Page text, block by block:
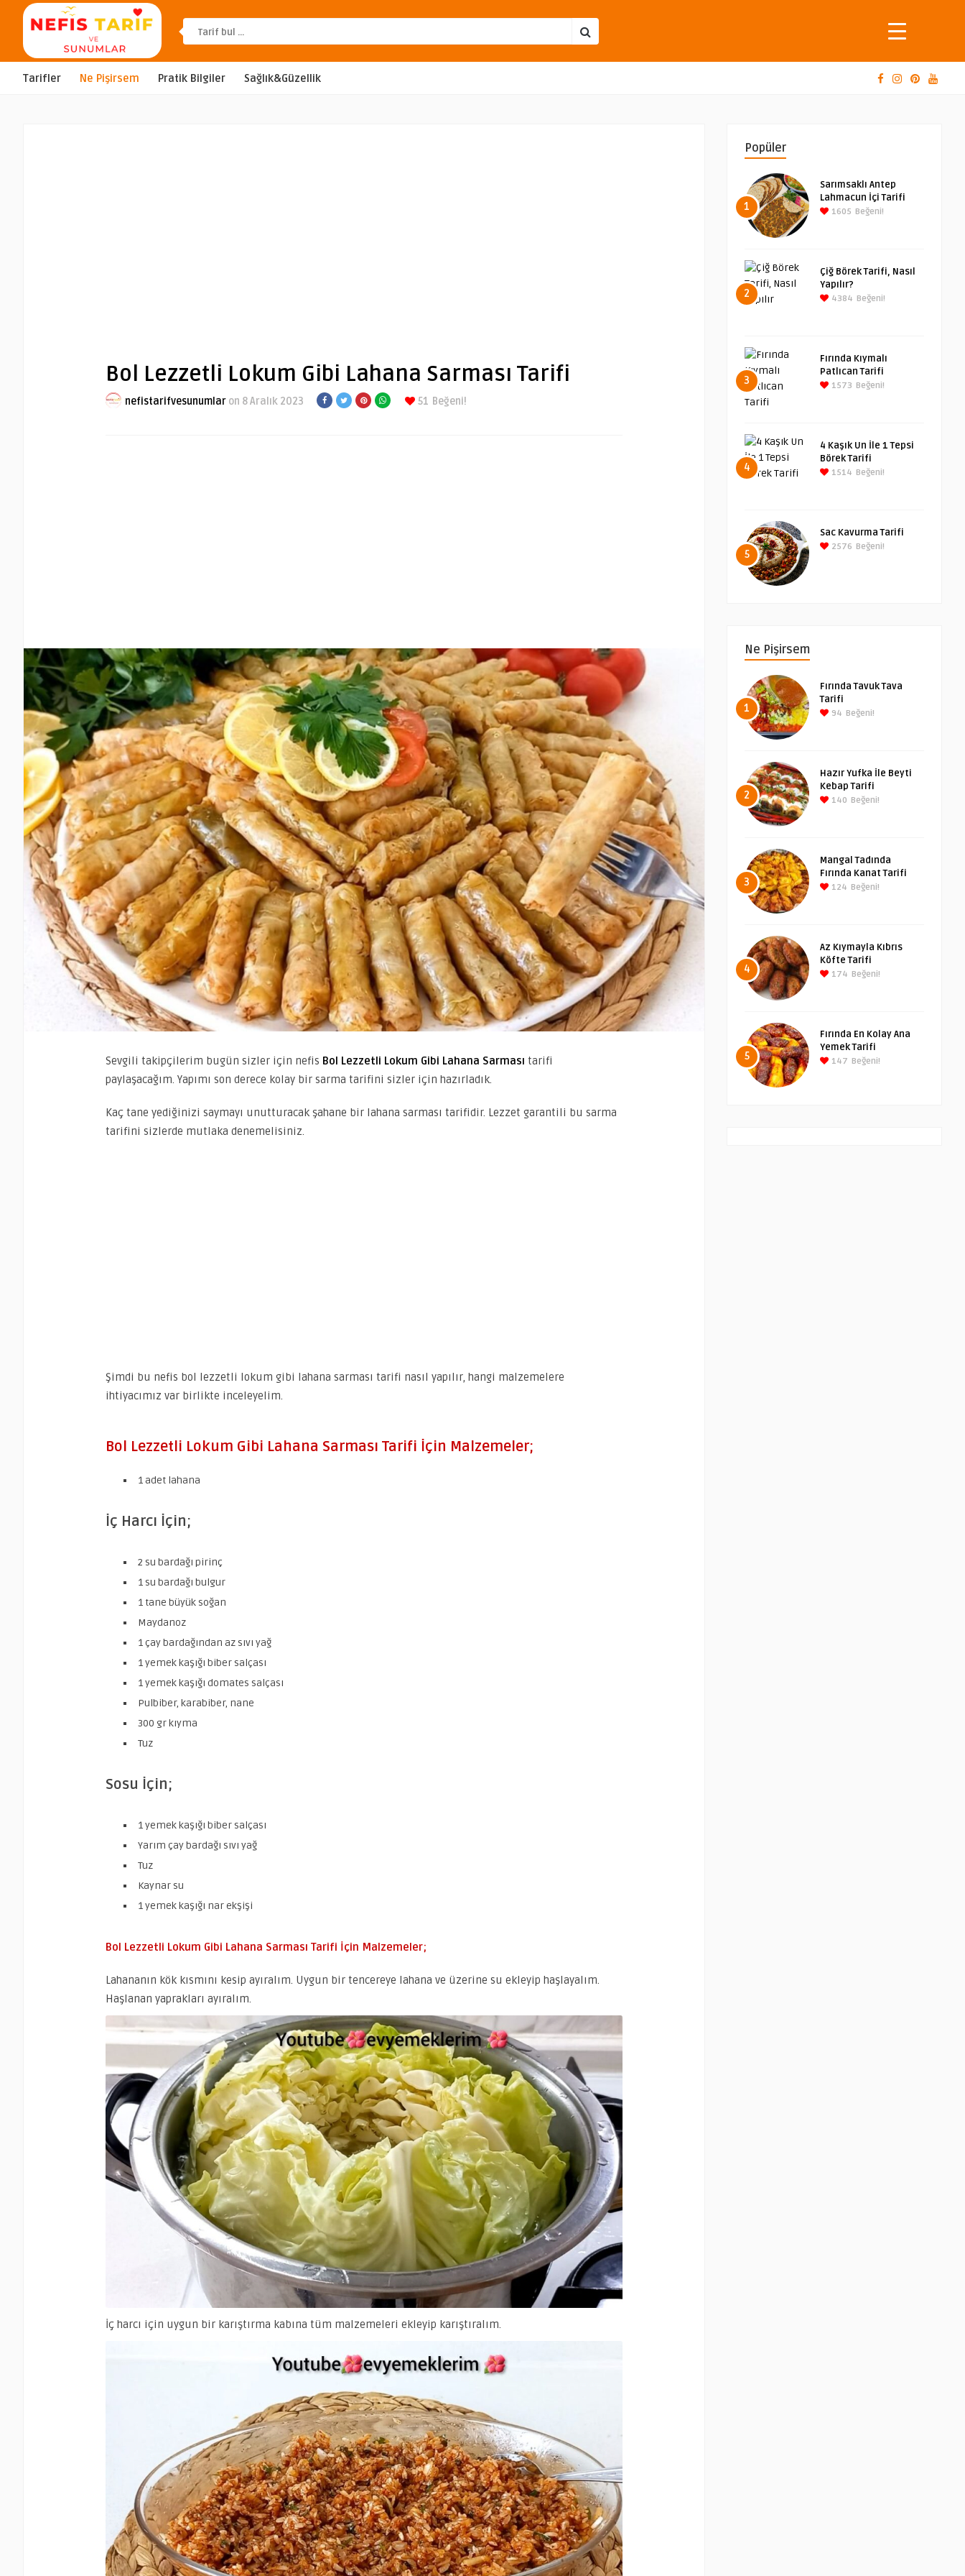
Tarifler Ne Pişirsem Pratik Bilgiler Sağlık&Güzellik
Bol Lezzetli Lokum Gibi Lahana Sarması Tarifi
nefistarifvesunumlar on 8 Aralık 2023 51 Beğeni!
Sevgili takipçilerim bugün sizler için nefis Bol Lezzetli Lokum Gibi Lahana Sarması tarifi
paylaşacağım. Yapımı son derece kolay bir sarma tarifini sizler için hazırladık.
Kaç tane yediğinizi saymayı unutturacak şahane bir lahana sarması tarifidir. Lezzet garantili bu sarma
tarifini sizlerde mutlaka denemelisiniz.
Şimdi bu nefis bol lezzetli lokum gibi lahana sarması tarifi nasıl yapılır, hangi malzemelere
ihtiyacımız var birlikte inceleyelim.
Bol Lezzetli Lokum Gibi Lahana Sarması Tarifi İçin Malzemeler;
1 adet lahana
İç Harcı İçin;
2 su bardağı pirinç
1 su bardağı bulgur
1 tane büyük soğan
Maydanoz
1 çay bardağından az sıvı yağ
1 yemek kaşığı biber salçası
1 yemek kaşığı domates salçası
Pulbiber, karabiber, nane
300 gr kıyma
Tuz
Sosu İçin;
1 yemek kaşığı biber salçası
Yarım çay bardağı sıvı yağ
Tuz
Kaynar su
1 yemek kaşığı nar ekşişi
Bol Lezzetli Lokum Gibi Lahana Sarması Tarifi İçin Malzemeler;
Lahananın kök kısmını kesip ayıralım. Uygun bir tencereye lahana ve üzerine su ekleyip haşlayalım.
Haşlanan yaprakları ayıralım.
İç harcı için uygun bir karıştırma kabına tüm malzemeleri ekleyip karıştıralım.
Popüler
1
Sarımsaklı Antep
Lahmacun İçi Tarifi
1605 Beğeni!
2
Çiğ Börek Tarifi, Nasıl
Yapılır?
4384 Beğeni!
3
Fırında Kıymalı
Patlıcan Tarifi
1573 Beğeni!
4
4 Kaşık Un İle 1 Tepsi
Börek Tarifi
1514 Beğeni!
5
Sac Kavurma Tarifi
2576 Beğeni!
Ne Pişirsem
1
Fırında Tavuk Tava
Tarifi
94 Beğeni!
2
Hazır Yufka İle Beyti
Kebap Tarifi
140 Beğeni!
3
Mangal Tadında
Fırında Kanat Tarifi
124 Beğeni!
4
Az Kıymayla Kıbrıs
Köfte Tarifi
174 Beğeni!
5
Fırında En Kolay Ana
Yemek Tarifi
147 Beğeni!